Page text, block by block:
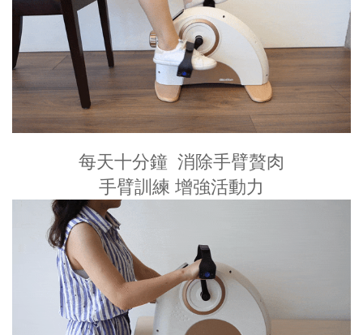
每天十分鐘 消除手臂贅肉
手臂訓練 增強活動力